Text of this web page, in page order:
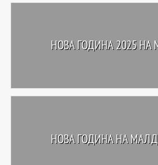
НОВА ГОДИНА 2025
НОВА ГОДИНА НА